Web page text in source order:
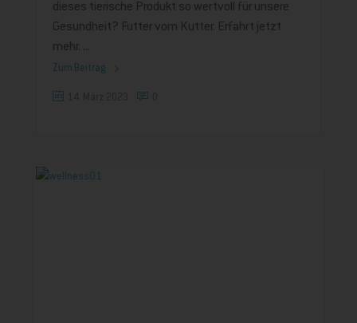
dieses tierische Produkt so wertvoll für unsere
Gesundheit? Futter vom Kutter. Erfahrt jetzt
mehr.
Zum Beitrag